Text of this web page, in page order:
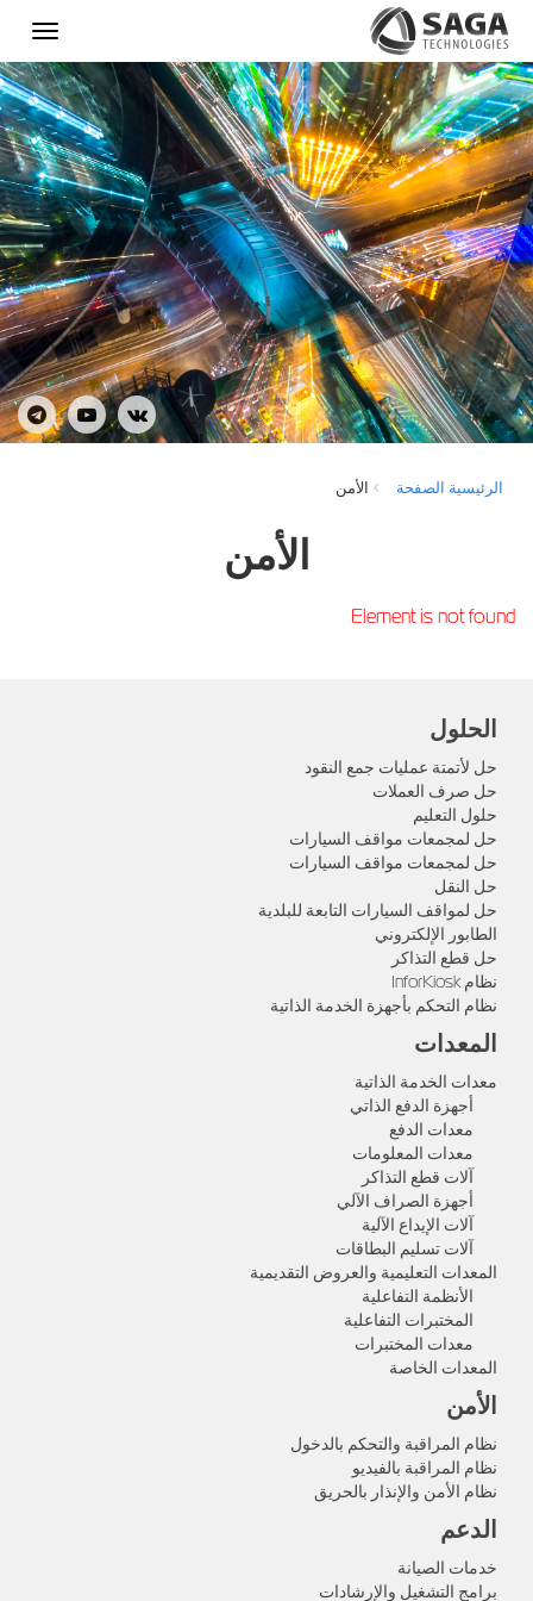
Show
menu
الرئيسية الصفحة الأمن
الأمن
Element is not found
الحلول
حل لأتمتة عمليات جمع النقود
حل صرف العملات
حلول التعليم
حل لمجمعات مواقف السيارات
حل لمجمعات مواقف السيارات
حل النقل
حل لمواقف السيارات التابعة للبلدية
الطابور الإلكتروني
حل قطع التذاكر
نظام InforKiosk
نظام التحكم بأجهزة الخدمة الذاتية
المعدات
معدات الخدمة الذاتية
أجهزة الدفع الذاتي
معدات الدفع
معدات المعلومات
آلات قطع التذاكر
أجهزة الصراف الآلي
آلات الإيداع الآلية
آلات تسليم البطاقات
المعدات التعليمية والعروض التقديمية
الأنظمة التفاعلية
المختبرات التفاعلية
معدات المختبرات
المعدات الخاصة
الأمن
نظام المراقبة والتحكم بالدخول
نظام المراقبة بالفيديو
نظام الأمن والإنذار بالحريق
الدعم
خدمات الصيانة
برامج التشغيل والإرشادات